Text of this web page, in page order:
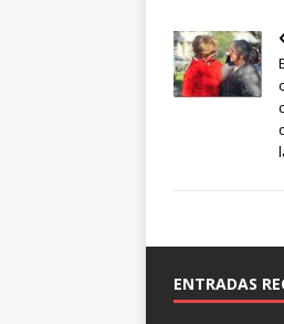
ENTRADAS